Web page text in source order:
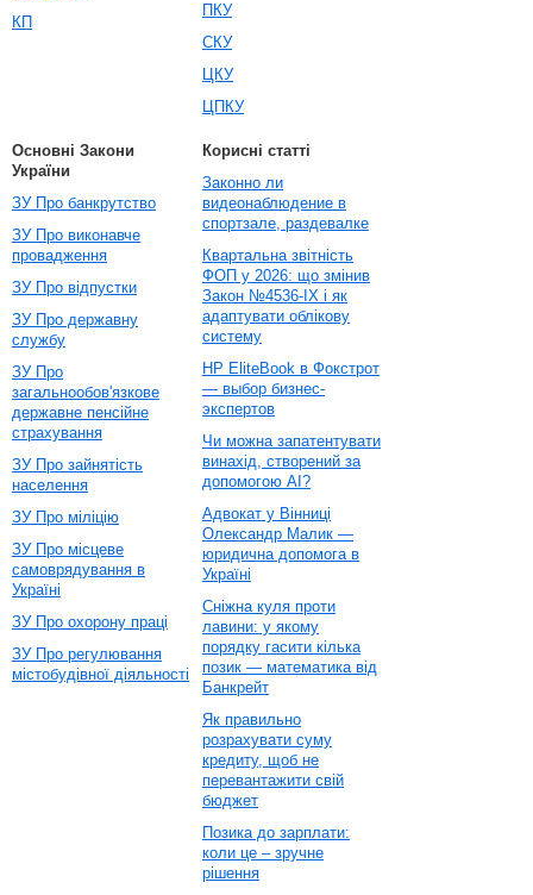
КП
ПКУ
СКУ
ЦКУ
ЦПКУ
Основні Закони
України
ЗУ Про банкрутство
ЗУ Про виконавче
провадження
ЗУ Про відпустки
ЗУ Про державну
службу
ЗУ Про
загальнообов'язкове
державне пенсійне
страхування
ЗУ Про зайнятість
населення
ЗУ Про міліцію
ЗУ Про місцеве
самоврядування в
Україні
ЗУ Про охорону праці
ЗУ Про регулювання
містобудівної діяльності
Корисні статті
Законно ли
видеонаблюдение в
спортзале, раздевалке
Квартальна звітність
ФОП у 2026: що змінив
Закон №4536-IX і як
адаптувати облікову
систему
HP EliteBook в Фокстрот
— выбор бизнес-
экспертов
Чи можна запатентувати
винахід, створений за
допомогою AI?
Адвокат у Вінниці
Олександр Малик —
юридична допомога в
Україні
Сніжна куля проти
лавини: у якому
порядку гасити кілька
позик — математика від
Банкрейт
Як правильно
розрахувати суму
кредиту, щоб не
перевантажити свій
бюджет
Позика до зарплати:
коли це – зручне
рішення